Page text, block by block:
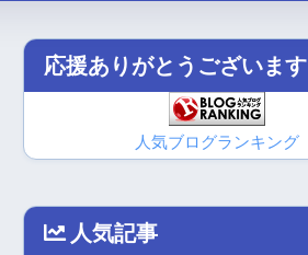
応援ありがとうございます
人気ブログランキング
人気記事